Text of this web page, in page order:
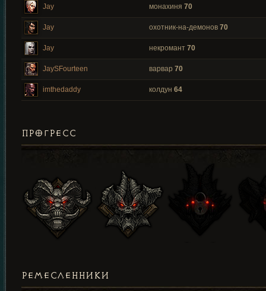
Jay монахиня 70
Jay охотник-на-демонов 70
Jay некромант 70
JaySFourteen варвар 70
imthedaddy колдун 64
ПРОГРЕСС
РЕМЕСЛЕННИКИ